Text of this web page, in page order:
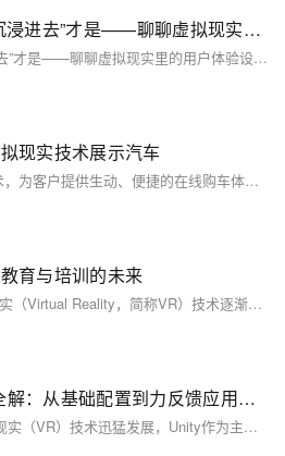
戴上VR不是终点，能“沉浸进去”才是——聊聊虚拟现实里的用户体验设计那些事儿
戴上VR不是终点，能“沉浸进去”才是——聊聊虚拟现实里的用户体验设计那些事儿
现实技术展示汽车
虚拟现实汽车展厅利用VR技术，为客户提供生动、便捷的在线购车体验。用户通过佩戴VR设备，可在虚拟环境中全方位观察汽车外观、内饰，了解功能并定制颜色和配置。此外，还可与虚拟工作人员互动，获取更多信息和建议。该展厅不仅节省了客户的时间和精力，也为经销商降低了展示成本，提升了销售效率。未来，随着VR技术的进步，展厅将更加智能和普及，进一步融合线上线下购车流程，提供更丰富的互动体验。
育与培训的未来
随着科技的飞速发展，虚拟现实（Virtual Reality，简称VR）技术逐渐从科幻走向现实，成为改变我们生活和工作方式的重要力量。特别是在教育与培训领域，VR技术的应用正日益显示出其巨大的潜力和价值。本文将从三个部分探讨虚拟现实如何重塑教育与培训的未来：一是VR技术在教育中的应用现状；二是VR如何提升学习体验和培训效果；三是VR技术在教育与培训中的挑战与展望。
Unity与VR控制器交互全解：从基础配置到力反馈应用，多角度提升虚拟现实游戏的真实感与沉浸体验大揭秘
【8月更文挑战第31天】虚拟现实（VR）技术迅猛发展，Unity作为主流游戏开发引擎，支持多种VR硬件并提供丰富的API，尤其在VR控制器交互设计上具备高度灵活性。本文详细介绍了如何在Unity中配置VR支持、设置控制器、实现按钮交互及力反馈，结合碰撞检测和物理引擎提升真实感，助力开发者创造沉浸式体验。